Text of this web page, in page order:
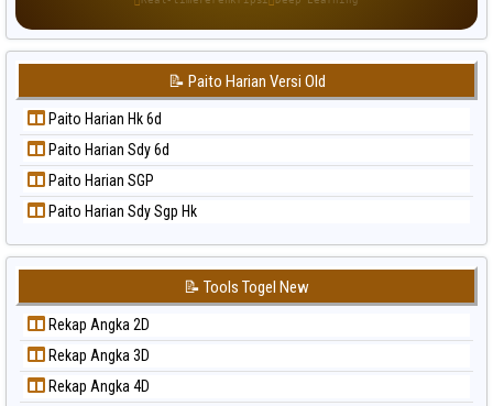
Paito Warna Sydney
Paito Warna Sydney Lottery
Paito Warna Sydney Lottery 6d
Paito Warna Sydney Lotto
Paito Warna Sydney Pools 6d
Paito Warna Taipei
📝 Paito Harian Versi Old
Paito Harian Hk 6d
Paito Harian Sdy 6d
Paito Harian SGP
Paito Harian Sdy Sgp Hk
📝 Tools Togel New
Rekap Angka 2D
Rekap Angka 3D
Rekap Angka 4D